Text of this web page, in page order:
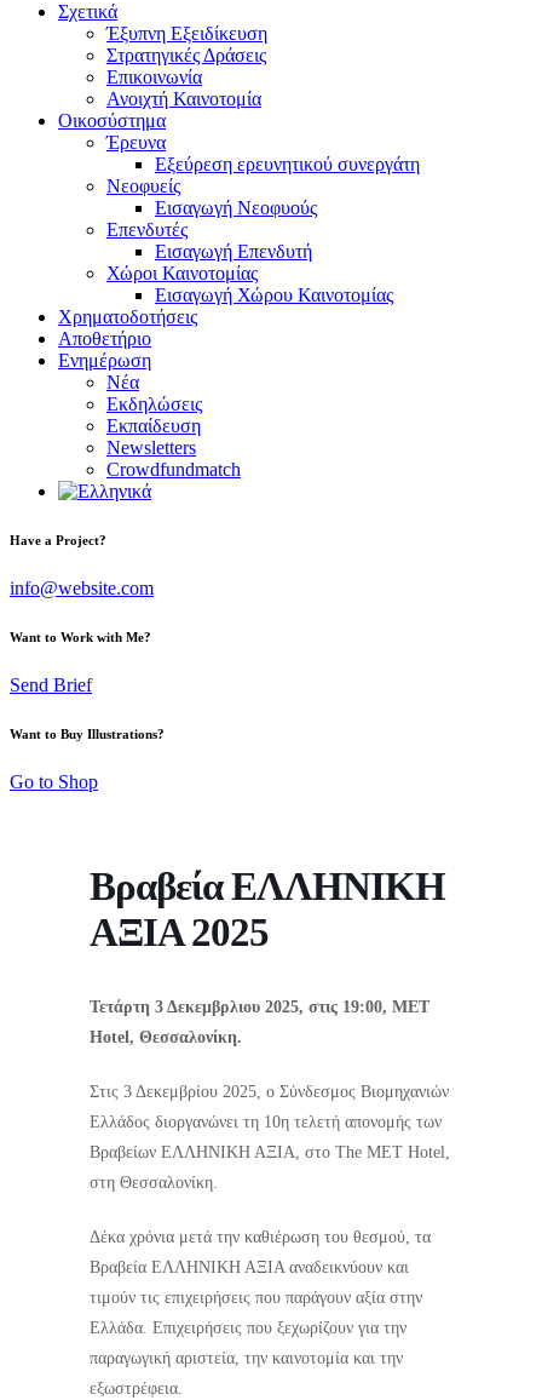
Σχετικά
Έξυπνη Εξειδίκευση
Στρατηγικές Δράσεις
Επικοινωνία
Ανοιχτή Καινοτομία
Οικοσύστημα
Έρευνα
Εξεύρεση ερευνητικού συνεργάτη
Νεοφυείς
Εισαγωγή Νεοφυούς
Επενδυτές
Εισαγωγή Επενδυτή
Χώροι Καινοτομίας
Εισαγωγή Χώρου Καινοτομίας
Χρηματοδοτήσεις
Αποθετήριο
Ενημέρωση
Νέα
Εκδηλώσεις
Εκπαίδευση
Newsletters
Crowdfundmatch
Have a Project?
info@website.com
Want to Work with Me?
Send Brief
Want to Buy Illustrations?
Go to Shop
Βραβεία ΕΛΛΗΝΙΚΗ
ΑΞΙΑ 2025
Τετάρτη 3 Δεκεμβρλιου 2025, στις 19:00, MET
Hotel, Θεσσαλονίκη.
Στις 3 Δεκεμβρίου 2025, ο Σύνδεσμος Βιομηχανιών
Ελλάδος διοργανώνει τη 10η τελετή απονομής των
Βραβείων ΕΛΛΗΝΙΚΗ ΑΞΙΑ, στο The MET Hotel,
στη Θεσσαλονίκη.
Δέκα χρόνια μετά την καθιέρωση του θεσμού, τα
Βραβεία ΕΛΛΗΝΙΚΗ ΑΞΙΑ αναδεικνύουν και
τιμούν τις επιχειρήσεις που παράγουν αξία στην
Ελλάδα. Επιχειρήσεις που ξεχωρίζουν για την
παραγωγική αριστεία, την καινοτομία και την
εξωστρέφεια.